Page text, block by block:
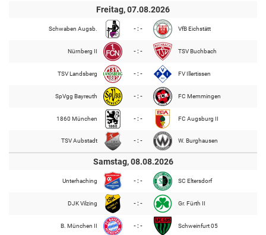
Freitag, 07.08.2026
Schwaben Augsb. - : - VfB Eichstätt
Nürnberg II - : - TSV Buchbach
TSV Landsberg - : - FV Illertissen
SpVgg Bayreuth - : - FC Memmingen
1860 München - : - FC Augsburg II
TSV Aubstadt - : - W. Burghausen
Samstag, 08.08.2026
Unterhaching - : - SC Eltersdorf
DJK Vilzing - : - Gr. Fürth II
B. München II - : - Schweinfurt 05